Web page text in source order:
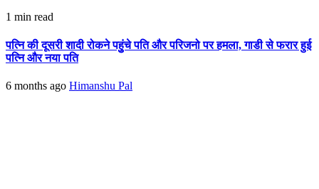
1 min read
पत्नि की दूसरी शादी रोकने पहुुंचे पति और परिजनो पर हमला, गाडी से फरार हुई
पत्नि और नया पति
6 months ago Himanshu Pal